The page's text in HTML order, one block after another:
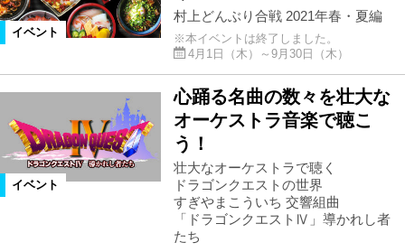
イベント
村上どんぶり合戦 2021年春・夏編
※本イベントは終了しました。
4月1日（木）～9月30日（木）
イベント
心踊る名曲の数々を壮大な
オーケストラ音楽で聴こ
う！
壮大なオーケストラで聴く
ドラゴンクエストの世界
すぎやまこういち 交響組曲
「ドラゴンクエストⅣ」導かれし者
たち